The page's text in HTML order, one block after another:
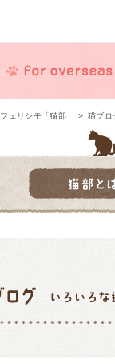
フェリシモ「猫部」 > 猫ブロ